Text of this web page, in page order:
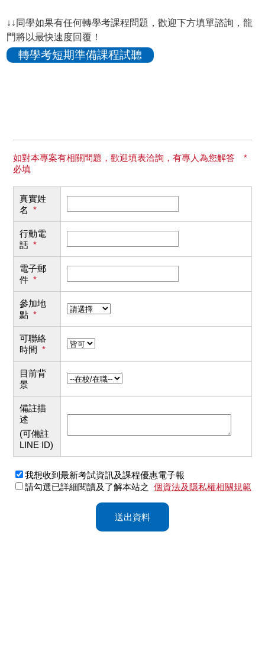
↓↓同學如果有任何轉學考課程問題，歡迎下方填單諮詢，龍
門將以最快速度回覆！
轉學考短期準備課程試聽
如對本專案有相關問題，歡迎填表洽詢，有專人為您解答 *
必填
真實姓
名 *
行動電
話 *
電子郵
件 *
參加地
點 *
可聯絡
時間 *
目前背
景
備註描
述
(可備註
LINE ID)
我想收到最新考試資訊及課程優惠電子報
請勾選已詳細閱讀及了解本站之 個資法及隱私權相關規範
送出資料